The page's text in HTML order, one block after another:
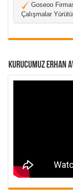
Goseoo
Çalışmalar
Kurucumuz Erhan